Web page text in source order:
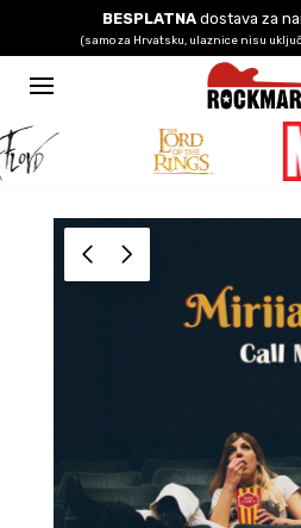
BESPLATNAdostava za
(samo za Hrvatsku, ulaznice nisu